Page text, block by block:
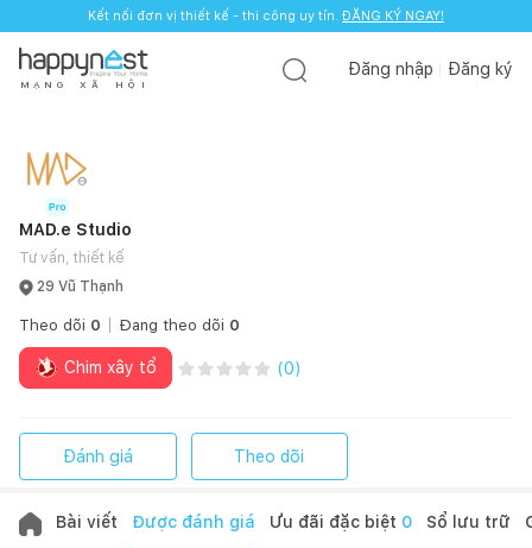
Kết nối đơn vị thiết kế - thi công uy tín. ĐĂNG KÝ NGAY!
M Ạ N G X Ã H Ộ I
Đăng nhập Đăng ký
MAD.e Studio
Tư vấn, thiết kế
29 Vũ Thạnh
Theo dõi 0 Đang theo dõi 0
Chim xây tổ (0)
Đánh giá Theo dõi
Bài viết Được đánh giá Ưu đãi đặc biệt 0 Sổ lưu trữ